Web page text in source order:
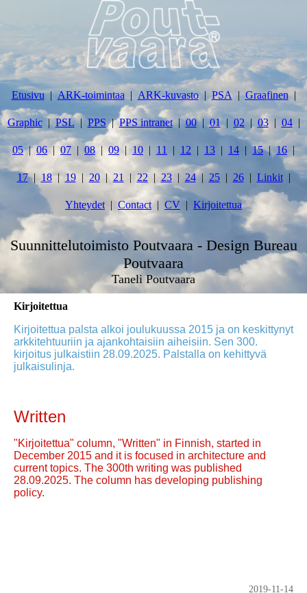
Etusivu ARK-toimintaa ARK-kuvasto PSA Graafinen
Graphic PSL PPS PPS intranet 00 01 02 03 04
05 06 07 08 09 10 11 12 13 14 15 16
17 18 19 20 21 22 23 24 25 26 Linkit
Yhteydet Contact CV Kirjoitettua
Suunnittelutoimisto Poutvaara - Design Bureau
Poutvaara
Taneli Poutvaara
Kirjoitettua
Kirjoitettua palsta alkoi joulukuussa 2015 ja on keskittynyt
arkkitehtuuriin ja ajankohtaisiin aiheisiin. Sen 300.
kirjoitus julkaistiin 28.09.2025. Palstalla on kehittyvä
julkaisulinja.
Written
"Kirjoitettua" column, "Written" in Finnish, started in
December 2015 and it is focused in architecture and
current topics. The 300th writing was published
28.09.2025. The column has developing publishing
policy.
2019-11-14